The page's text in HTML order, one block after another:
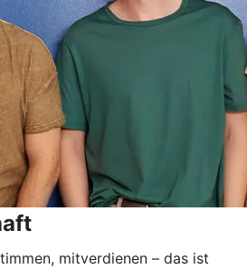
mitverdienen – das ist